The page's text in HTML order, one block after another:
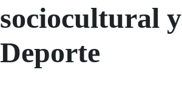
sociocultural y
Deporte